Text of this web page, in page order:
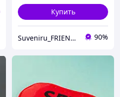
Купить
Suveniru_FRIENDS 90%